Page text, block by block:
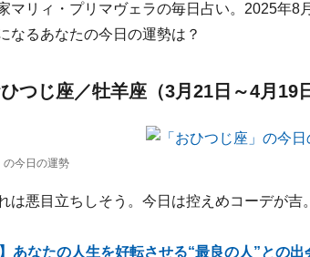
マリィ・プリマヴェラの毎日占い。2025年
なるあなたの今日の運勢は？
つじ座／牡羊座（3月21日～4月19
の今日の運勢
は悪目立ちしそう。今日は控えめコーデが吉。
あなたの人生を好転させる“最良の人”との出